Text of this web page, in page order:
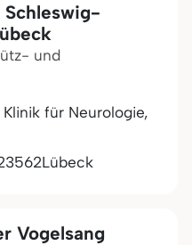
und
für Neurologie,
Lübeck
Vogelsang